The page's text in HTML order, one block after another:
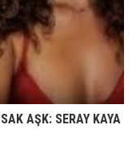
AŞK: SERAY KAYA